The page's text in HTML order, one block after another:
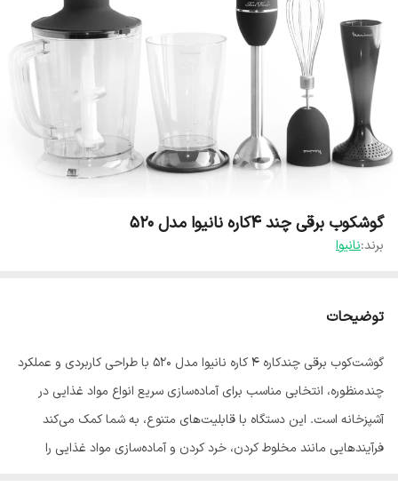
گوشکوب برقی چند 4کاره نانیوا مدل 520
برند:نانیوا
توضیحات
گوشت‌کوب برقی چندکاره ۴ کاره نانیوا مدل 520 با طراحی کاربردی و عملکرد
چندمنظوره، انتخابی مناسب برای آماده‌سازی سریع انواع مواد غذایی در
آشپزخانه است. این دستگاه با قابلیت‌های متنوع، به شما کمک می‌کند
فرآیندهایی مانند مخلوط کردن، خرد کردن و آماده‌سازی مواد غذایی را